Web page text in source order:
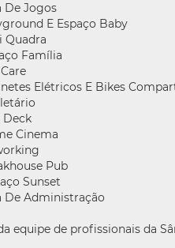
De Jogos
E Espaço Baby
Quadra
Família
Elétricos E Bikes
Deck
Cinema
Pub
Sunset
De Administração
equipe de profissionais da